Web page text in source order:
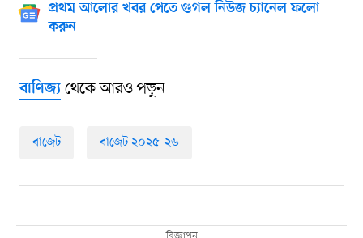
প্রথম আলোর খবর পেতে গুগল নিউজ চ্যানেল ফলো
করুন
বাণিজ্যথেকে আরও পড়ুন
বাজেট বাজেট ২০২৫-২৬